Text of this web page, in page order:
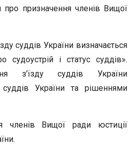
про призначення членів Вищої
суддів України визначається
судоустрій і статус суддів».
з’їзду суддів України
України та рішеннями
членів Вищої ради юстиції